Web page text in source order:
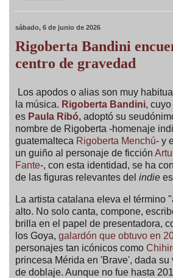
sábado, 6 de junio de 2026
Rigoberta Bandini
centro de gravedad
Los apodos o alias son muy
la música. Rigoberta Bandini,
es Paula Ribó, adoptó su
nombre de Rigoberta -homenaje
guatemalteca Rigoberta Menchú- y
un guiño al personaje de ficción
Fante-, con esta identidad, se ha
de las figuras relevantes del indie
La artista catalana eleva el término
alto. No solo canta, compone,
brilla en el papel de presentadora,
los Goya, galardón que obtuvo en
personajes tan icónicos como
princesa Mérida en 'Brave', dada su
de doblaje. Aunque no fue hasta